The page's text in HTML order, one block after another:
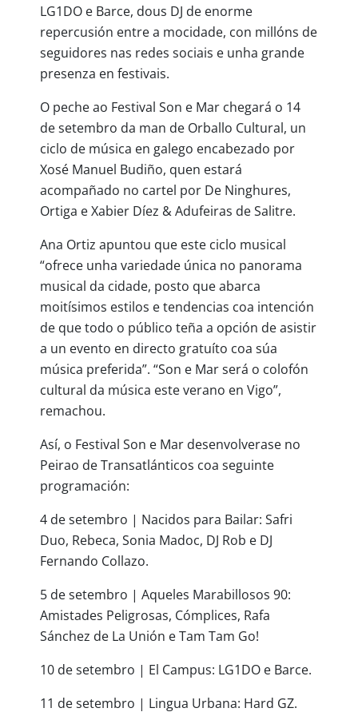
LG1DO e Barce, dous DJ de enorme
repercusión entre a mocidade, con millóns de
seguidores nas redes sociais e unha grande
presenza en festivais.
O peche ao Festival Son e Mar chegará o 14
de setembro da man de Orballo Cultural, un
ciclo de música en galego encabezado por
Xosé Manuel Budiño, quen estará
acompañado no cartel por De Ninghures,
Ortiga e Xabier Díez & Adufeiras de Salitre.
Ana Ortiz apuntou que este ciclo musical
“ofrece unha variedade única no panorama
musical da cidade, posto que abarca
moitísimos estilos e tendencias coa intención
de que todo o público teña a opción de asistir
a un evento en directo gratuíto coa súa
música preferida”. “Son e Mar será o colofón
cultural da música este verano en Vigo”,
remachou.
Así, o Festival Son e Mar desenvolverase no
Peirao de Transatlánticos coa seguinte
programación:
4 de setembro | Nacidos para Bailar: Safri
Duo, Rebeca, Sonia Madoc, DJ Rob e DJ
Fernando Collazo.
5 de setembro | Aqueles Marabillosos 90:
Amistades Peligrosas, Cómplices, Rafa
Sánchez de La Unión e Tam Tam Go!
10 de setembro | El Campus: LG1DO e Barce.
11 de setembro | Lingua Urbana: Hard GZ.